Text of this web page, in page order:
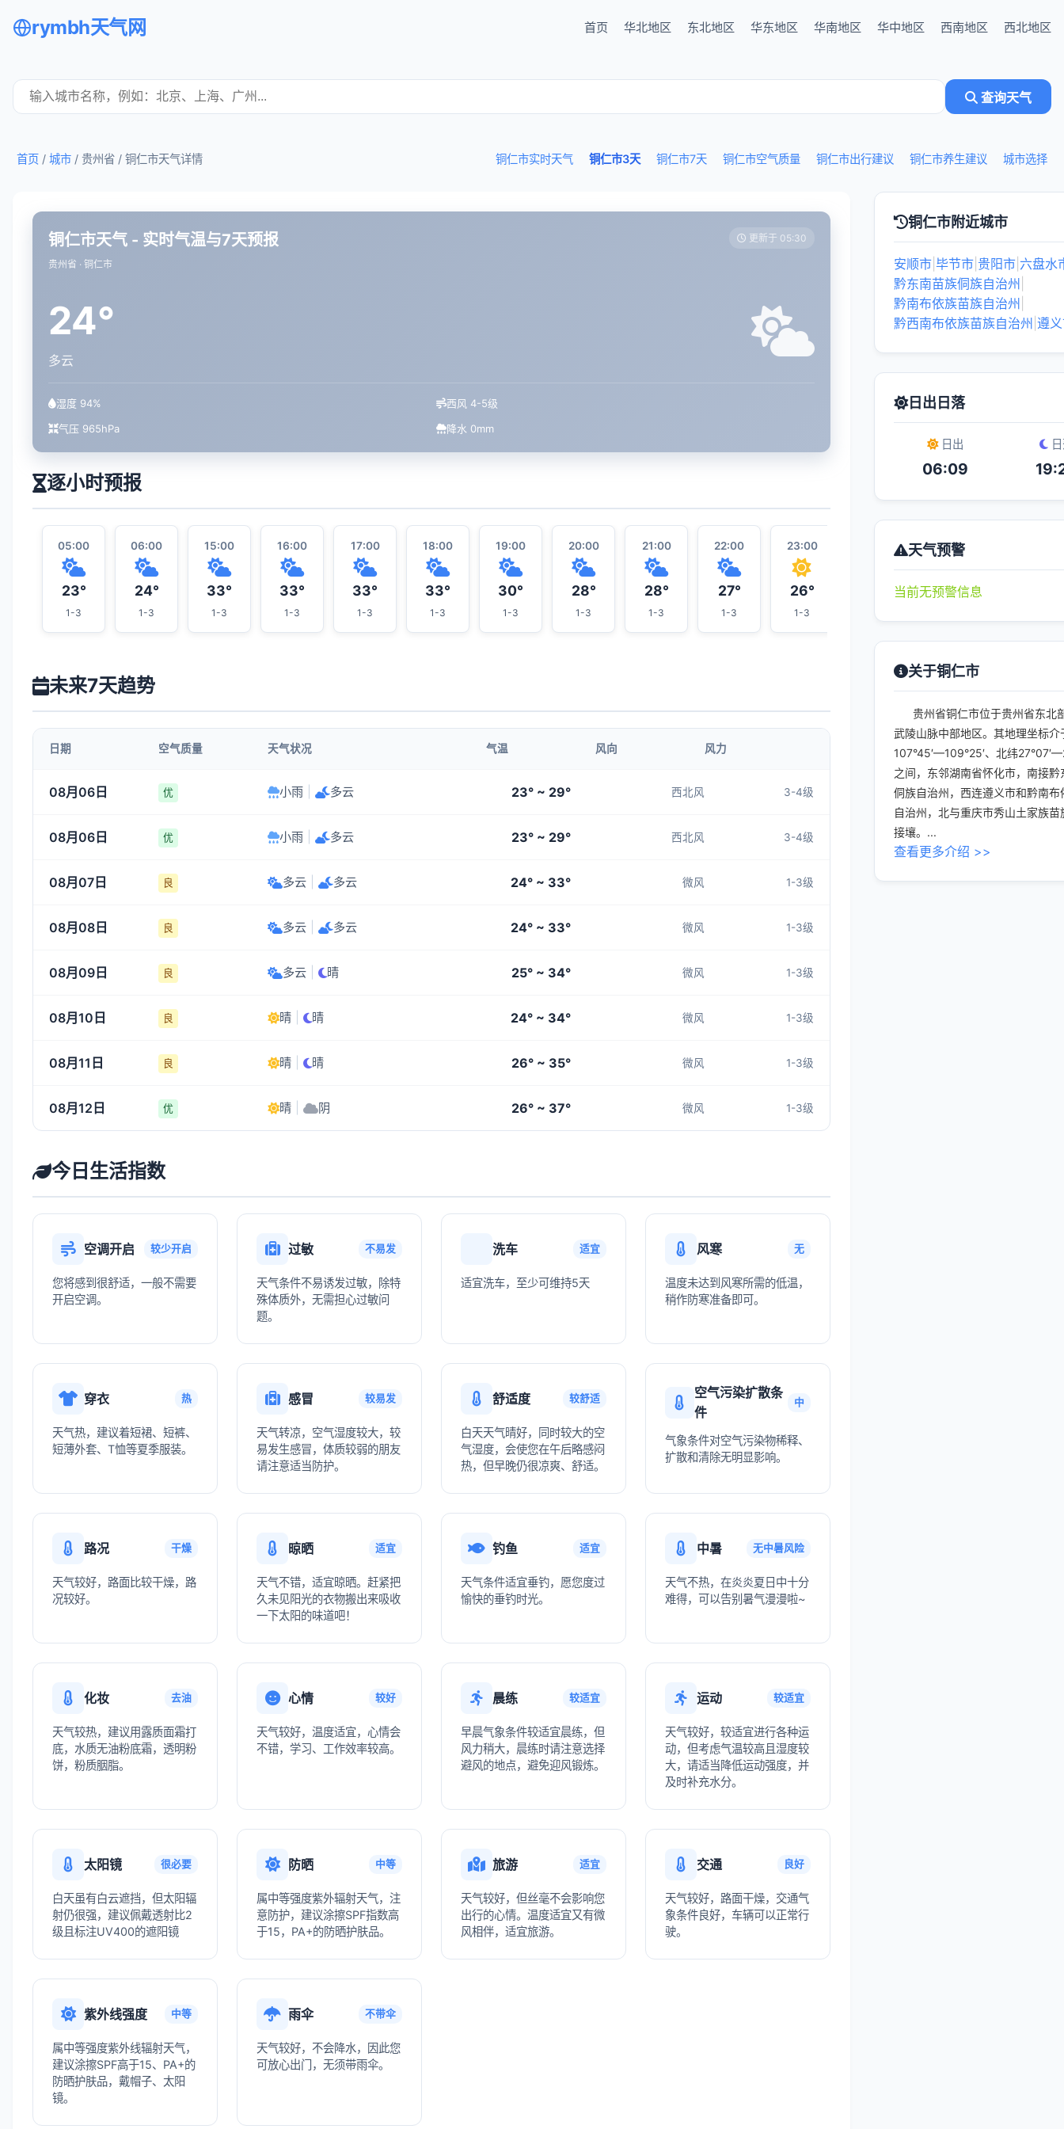
rymbh天气网 首页 华北地区 东北地区 华东地区 华南地区 华中地区 西南地区 西北地区
查询天气
铜仁市实时天气 铜仁市3天 铜仁市7天 铜仁市空气质量 铜仁市出行建议 铜仁市养生建议 城市选择
首页 / 城市 / 贵州省 / 铜仁市天气详情
铜仁市天气 - 实时气温与7天预报
贵州省 · 铜仁市
更新于 05:30
24°
多云
湿度 94%
西风 4-5级
气压 965hPa
降水 0mm
逐小时预报
05:00
23°
1-3
06:00
24°
1-3
15:00
33°
1-3
16:00
33°
1-3
17:00
33°
1-3
18:00
33°
1-3
19:00
30°
1-3
20:00
28°
1-3
21:00
28°
1-3
22:00
27°
1-3
23:00
26°
1-3
07:00
24°
未来7天趋势
日期 空气质量 天气状况 气温 风向 风力
08月06日 优 小雨 多云 23° ~ 29° 西北风 3-4级
08月06日 优 小雨 多云 23° ~ 29° 西北风 3-4级
08月07日 良 多云 多云 24° ~ 33° 微风 1-3级
08月08日 良 多云 多云 24° ~ 33° 微风 1-3级
08月09日 良 多云 晴 25° ~ 34° 微风 1-3级
08月10日 良 晴 晴 24° ~ 34° 微风 1-3级
08月11日 良 晴 晴 26° ~ 35° 微风 1-3级
08月12日 优 晴 阴 26° ~ 37° 微风 1-3级
今日生活指数
空调开启 较少开启
您将感到很舒适，一般不需要
开启空调。
过敏 不易发
天气条件不易诱发过敏，除特
殊体质外，无需担心过敏问
题。
洗车 适宜
适宜洗车，至少可维持5天
风寒 无
温度未达到风寒所需的低温，
稍作防寒准备即可。
穿衣 热
天气热，建议着短裙、短裤、
短薄外套、T恤等夏季服装。
感冒 较易发
天气转凉，空气湿度较大，较
易发生感冒，体质较弱的朋友
请注意适当防护。
舒适度 较舒适
白天天气晴好，同时较大的空
气湿度，会使您在午后略感闷
热，但早晚仍很凉爽、舒适。
空气污染扩散条
件
中
气象条件对空气污染物稀释、
扩散和清除无明显影响。
路况 干燥
天气较好，路面比较干燥，路
况较好。
晾晒 适宜
天气不错，适宜晾晒。赶紧把
久未见阳光的衣物搬出来吸收
一下太阳的味道吧！
钓鱼 适宜
天气条件适宜垂钓，愿您度过
愉快的垂钓时光。
中暑 无中暑风险
天气不热，在炎炎夏日中十分
难得，可以告别暑气漫漫啦~
化妆 去油
天气较热，建议用露质面霜打
底，水质无油粉底霜，透明粉
饼，粉质胭脂。
心情 较好
天气较好，温度适宜，心情会
不错，学习、工作效率较高。
晨练 较适宜
早晨气象条件较适宜晨练，但
风力稍大，晨练时请注意选择
避风的地点，避免迎风锻炼。
运动 较适宜
天气较好，较适宜进行各种运
动，但考虑气温较高且湿度较
大，请适当降低运动强度，并
及时补充水分。
太阳镜 很必要
白天虽有白云遮挡，但太阳辐
射仍很强，建议佩戴透射比2
级且标注UV400的遮阳镜
防晒 中等
属中等强度紫外辐射天气，注
意防护，建议涂擦SPF指数高
于15，PA+的防晒护肤品。
旅游 适宜
天气较好，但丝毫不会影响您
出行的心情。温度适宜又有微
风相伴，适宜旅游。
交通 良好
天气较好，路面干燥，交通气
象条件良好，车辆可以正常行
驶。
紫外线强度 中等
属中等强度紫外线辐射天气，
建议涂擦SPF高于15、PA+的
防晒护肤品，戴帽子、太阳
镜。
雨伞 不带伞
天气较好，不会降水，因此您
可放心出门，无须带雨伞。
铜仁市附近城市
安顺市 毕节市 贵阳市 六盘水
黔东南苗族侗族自治州
黔南布依族苗族自治州
黔西南布依族苗族自治州 遵
日出日落
日出
06:09
日
天气预警
当前无预警信息
关于铜仁市
贵州省铜仁市位于贵州省东北
武陵山脉中部地区。其地理坐标介
107°45′—109°25′、北纬
之间，东邻湖南省怀化市，南接黔
侗族自治州，西连遵义市和黔南布
自治州，北与重庆市秀山土家族苗
接壤。...
查看更多介绍 >>